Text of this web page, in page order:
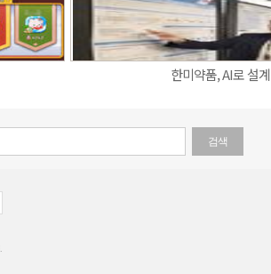
한미약품, AI로 설
검색